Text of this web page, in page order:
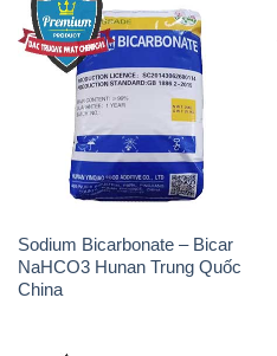
Sodium Bicarbonate – Bicar
NaHCO3 Hunan Trung Quốc
China